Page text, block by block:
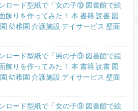
ロード型紙で「女の子⑩ 図書館で絵
飾りを作ってみた！ 本 書籍 読書 図
幼稚園 介護施設 デイサービス 壁面
ロード型紙で「男の子⑨ 図書館で絵
飾りを作ってみた！ 本 書籍 読書 図
幼稚園 介護施設 デイサービス 壁面
ロード型紙で「女の子⑨ 図書館で絵